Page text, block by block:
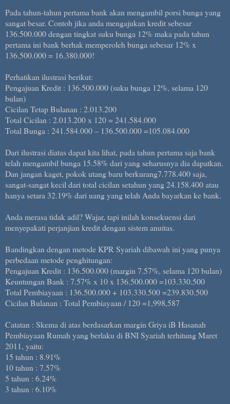
Pada tahun-tahun pertama bank akan mengambil porsi bunga yang
sangat besar. Contoh jika anda mengajukan kredit sebesar
136.500.000 dengan tingkat suku bunga 12% maka pada tahun
pertama ini bank berhak memperoleh bunga sebesar 12% x
136.500.000 = 16.380.000!
Perhatikan ilustrasi berikut:
Pengajuan Kredit : 136.500.000 (suku bunga 12%, selama 120
bulan)
Cicilan Tetap Bulanan : 2.013.200
Total Cicilan : 2.013.200 x 120 = 241.584.000
Total Bunga : 241.584.000 – 136.500.000 =105.084.000
Dari ilustrasi diatas dapat kita lihat, pada tahun pertama saja bank
telah mengambil bunga 15.58% dari yang seharusnya dia dapatkan.
Dan jangan kaget, pokok utang baru berkurang7.778.400 saja,
sangat-sangat kecil dari total cicilan setahun yang 24.158.400 atau
hanya setara 32.19% dari uang yang telah Anda bayarkan ke bank.
Anda merasa tidak adil? Wajar, tapi inilah konsekuensi dari
menyepakati perjanjian kredit dengan sistem anuitas.
Bandingkan dengan metode KPR Syariah dibawah ini yang punya
perbedaan metode penghitungan:
Pengajuan Kredit : 136.500.000 (margin 7.57%, selama 120 bulan)
Keuntungan Bank : 7.57% x 10 x 136.500.000 =103.330.500
Total Pembiayaan : 136.500.000 + 103.330.500 =239.830.500
Cicilan Bulanan : Total Pembiayaan / 120 =1,998,587
Catatan : Skema di atas berdasarkan margin Griya iB Hasanah
Pembiayaan Rumah yang berlaku di BNI Syariah terhitung Maret
2011, yaitu:
15 tahun : 8.91%
10 tahun : 7.57%
5 tahun : 6.24%
3 tahun : 6.10%